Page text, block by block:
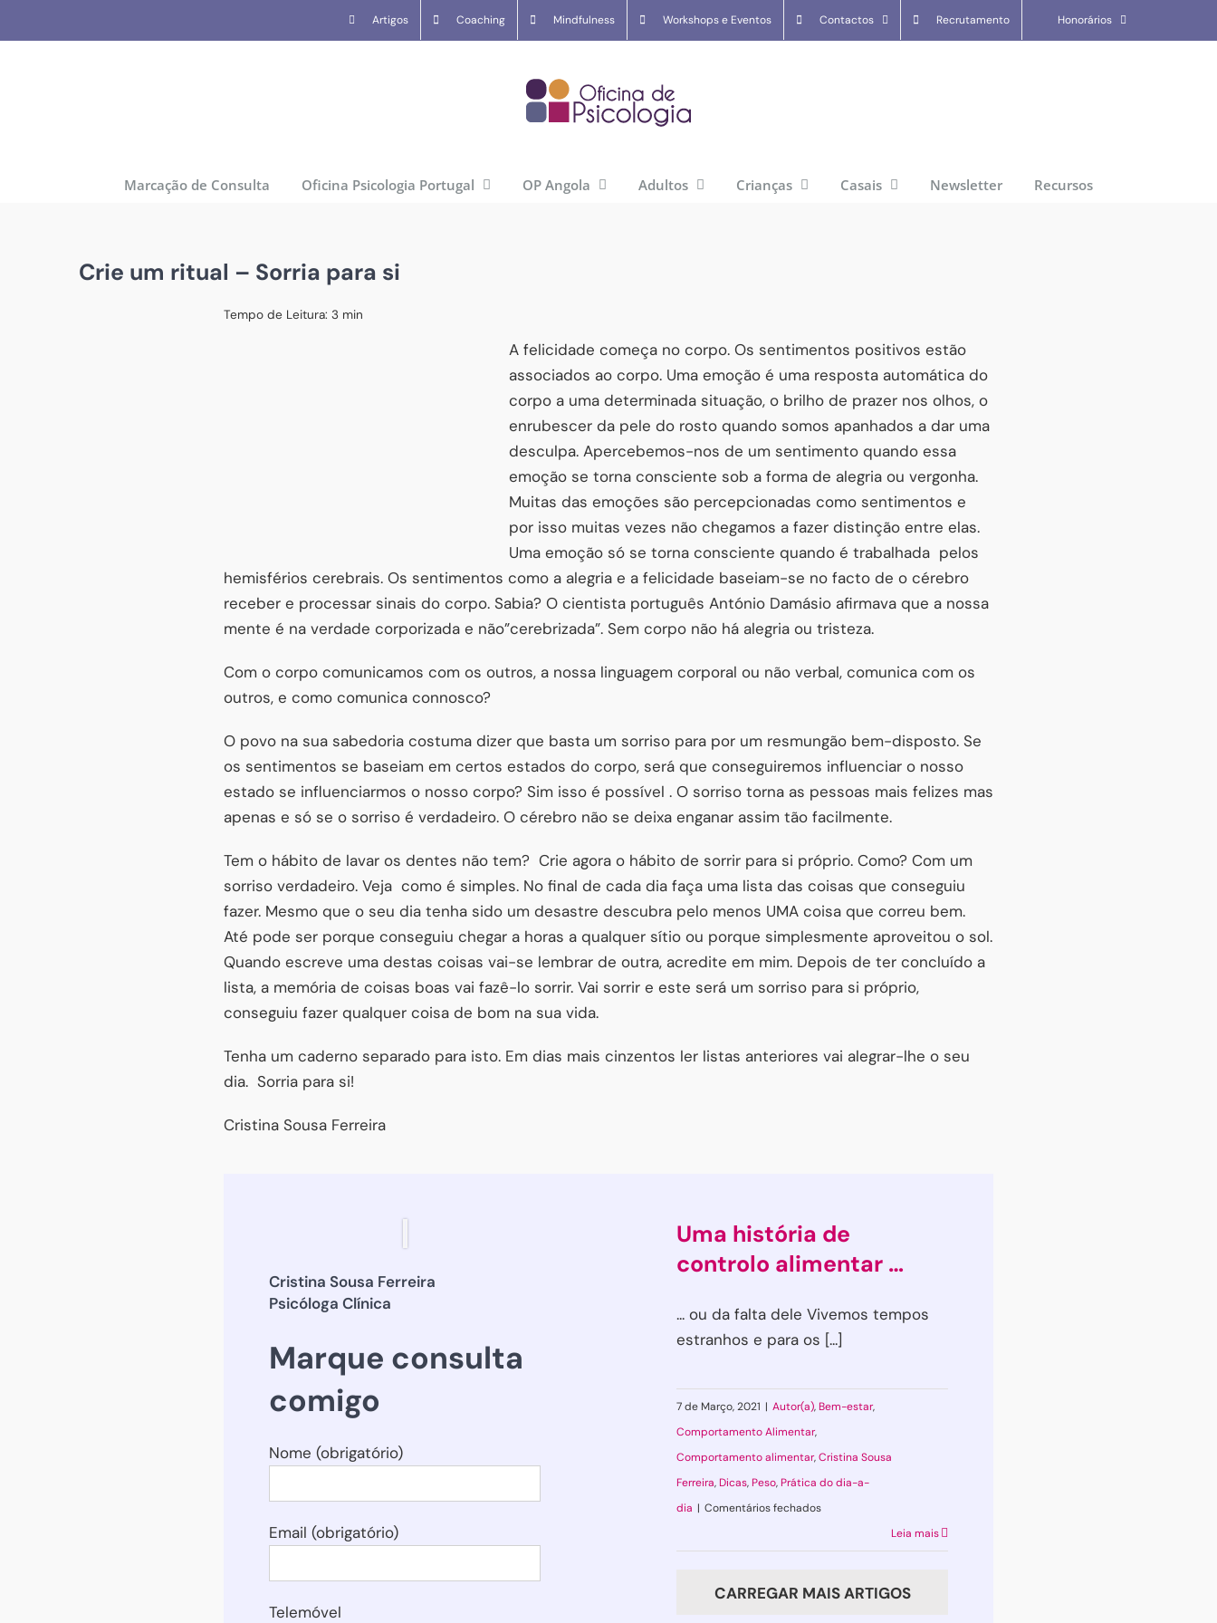
to
Artigos Coaching Mindfulness Workshops e Eventos Contactos Recrutamento Honorários
Marcação de Consulta Oficina Psicologia Portugal OP Angola Adultos Crianças Casais Newsletter Recursos
Crie um ritual – Sorria para si
Tempo de Leitura: 3 min
A felicidade começa no corpo. Os sentimentos positivos estão
associados ao corpo. Uma emoção é uma resposta automática do
corpo a uma determinada situação, o brilho de prazer nos olhos, o
enrubescer da pele do rosto quando somos apanhados a dar uma
desculpa. Apercebemos-nos de um sentimento quando essa
emoção se torna consciente sob a forma de alegria ou vergonha.
Muitas das emoções são percepcionadas como sentimentos e
por isso muitas vezes não chegamos a fazer distinção entre elas.
Uma emoção só se torna consciente quando é trabalhada pelos
hemisférios cerebrais. Os sentimentos como a alegria e a felicidade baseiam-se no facto de o cérebro
receber e processar sinais do corpo. Sabia? O cientista português António Damásio afirmava que a nossa
mente é na verdade corporizada e não”cerebrizada”. Sem corpo não há alegria ou tristeza.
Com o corpo comunicamos com os outros, a nossa linguagem corporal ou não verbal, comunica com os
outros, e como comunica connosco?
O povo na sua sabedoria costuma dizer que basta um sorriso para por um resmungão bem-disposto. Se
os sentimentos se baseiam em certos estados do corpo, será que conseguiremos influenciar o nosso
estado se influenciarmos o nosso corpo? Sim isso é possível . O sorriso torna as pessoas mais felizes mas
apenas e só se o sorriso é verdadeiro. O cérebro não se deixa enganar assim tão facilmente.
Tem o hábito de lavar os dentes não tem? Crie agora o hábito de sorrir para si próprio. Como? Com um
sorriso verdadeiro. Veja como é simples. No final de cada dia faça uma lista das coisas que conseguiu
fazer. Mesmo que o seu dia tenha sido um desastre descubra pelo menos UMA coisa que correu bem.
Até pode ser porque conseguiu chegar a horas a qualquer sítio ou porque simplesmente aproveitou o sol.
Quando escreve uma destas coisas vai-se lembrar de outra, acredite em mim. Depois de ter concluído a
lista, a memória de coisas boas vai fazê-lo sorrir. Vai sorrir e este será um sorriso para si próprio,
conseguiu fazer qualquer coisa de bom na sua vida.
Tenha um caderno separado para isto. Em dias mais cinzentos ler listas anteriores vai alegrar-lhe o seu
dia. Sorria para si!
Cristina Sousa Ferreira
Cristina Sousa Ferreira
Psicóloga Clínica
Marque consulta
comigo
Nome (obrigatório)
Email (obrigatório)
Telemóvel
Uma história de
controlo alimentar …
... ou da falta dele Vivemos tempos
estranhos e para os [...]
7 de Março, 2021 | Autor(a), Bem-estar,
Comportamento Alimentar,
Comportamento alimentar,Cristina Sousa
Ferreira, Dicas, Peso, Prática do dia-a-
dia | Comentários fechadosem
Leia mais
CARREGAR MAIS ARTIGOS